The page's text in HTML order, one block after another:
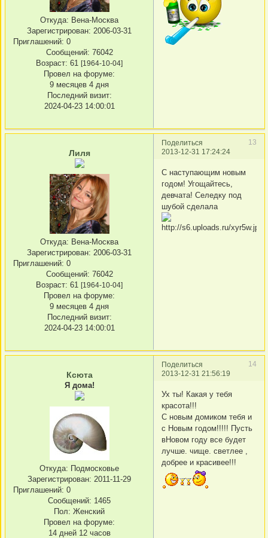
Откуда: Вена-Москва
Зарегистрирован: 2006-03-31
Приглашений: 0
Сообщений: 76042
Возраст: 61 [1964-10-04]
Провел на форуме:
9 месяцев 4 дня
Последний визит:
2024-04-23 14:00:01
Поделиться
13
2013-12-31 17:24:24
Лиля
Откуда: Вена-Москва
Зарегистрирован: 2006-03-31
Приглашений: 0
Сообщений: 76042
Возраст: 61 [1964-10-04]
Провел на форуме:
9 месяцев 4 дня
Последний визит:
2024-04-23 14:00:01
С наступающим новым
годом! Угощайтесь,
девчата! Селедку под
шубой сделала
Поделиться
14
2013-12-31 21:56:19
Ксюта
Я дома!
Откуда: Подмосковье
Зарегистрирован: 2011-11-29
Приглашений: 0
Сообщений: 1465
Пол: Женский
Провел на форуме:
14 дней 12 часов
Ух ты! Какая у тебя
красота!!!
С новым домиком тебя и
с Новым годом!!!!! Пусть
вНовом году все будет
лучше. чище. светлее ,
добрее и красивее!!!